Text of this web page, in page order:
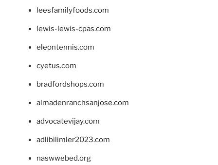
leesfamilyfoods.com
lewis-lewis-cpas.com
eleontennis.com
cyetus.com
bradfordshops.com
almadenranchsanjose.com
advocatevijay.com
adlibilimler2023.com
naswwebed.org